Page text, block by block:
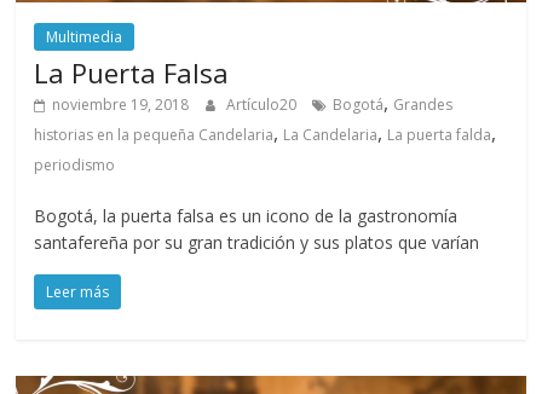
Multimedia
La Puerta Falsa
noviembre 19, 2018 Artículo20 Bogotá, Grandes
historias en la pequeña Candelaria, La Candelaria, La puerta falda,
periodismo
Bogotá, la puerta falsa es un icono de la gastronomía
santafereña por su gran tradición y sus platos que varían
Leer más